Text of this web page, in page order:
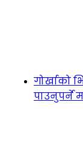
गोर्खाको
पाउनुपर्ने